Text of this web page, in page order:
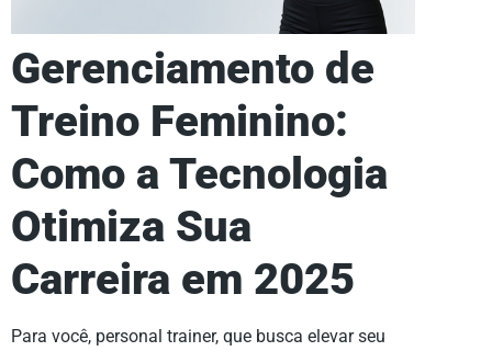
Gerenciamento de
Treino Feminino:
Como a Tecnologia
Otimiza Sua
Carreira em 2025
Para você, personal trainer, que busca elevar seu